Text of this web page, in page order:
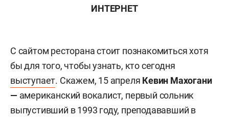
ИНТЕРНЕТ
С сайтом ресторана стоит познакомиться хотя
бы для того, чтобы узнать, кто сегодня
выступает. Скажем, 15 апреля Кевин Махогани
— американский вокалист, первый сольник
выпустивший в 1993 году, преподававший в